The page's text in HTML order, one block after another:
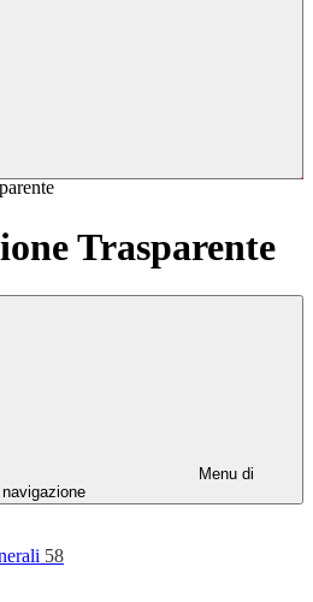
Trasparente
Menu di
navigazione
58